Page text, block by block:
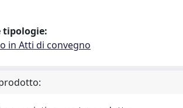
tipologie:
in Atti di convegno